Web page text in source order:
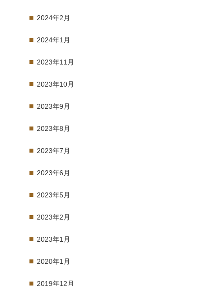
2024年2月
2024年1月
2023年11月
2023年10月
2023年9月
2023年8月
2023年7月
2023年6月
2023年5月
2023年2月
2023年1月
2020年1月
2019年12月